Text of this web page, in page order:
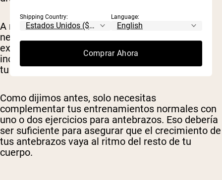
A menos que seas un culturista serio, no es
necesario un entrenamiento dedicado
exclusivamente a los antebrazos; simplemente
incorpora algunos ejercicios para antebrazos en
tu rutina habitual.
Como dijimos antes, solo necesitas
complementar tus entrenamientos normales con
uno o dos ejercicios para antebrazos. Eso debería
ser suficiente para asegurar que el crecimiento de
tus antebrazos vaya al ritmo del resto de tu
cuerpo.
Shipping Country: Language:
Comprar Ahora